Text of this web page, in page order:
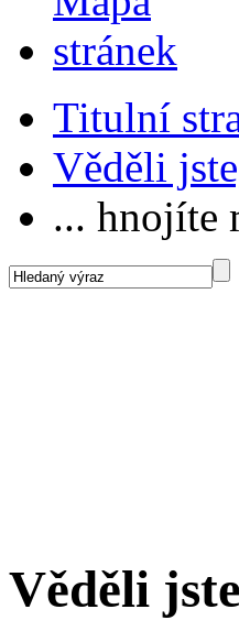
Titulní
Věděli
... hnojíte
Věděli